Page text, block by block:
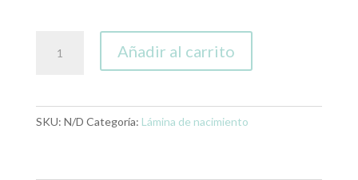
flores"
Añadir al carrito
SKU: N/D Categoría: Lámina de nacimiento